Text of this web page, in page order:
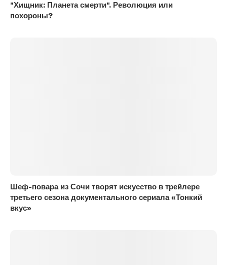
"Хищник: Планета смерти". Революция или
похороны?
Шеф-повара из Сочи творят искусство в трейлере
третьего сезона документального сериала «Тонкий
вкус»